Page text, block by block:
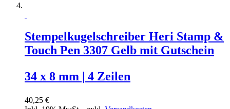
Stempelkugelschreiber Heri Stamp &
Touch Pen 3307 Gelb mit Gutschein
34 x 8 mm | 4 Zeilen
40,25 €